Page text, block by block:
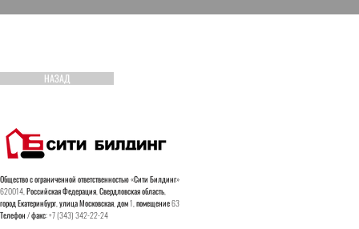
НАЗАД
Общество с ограниченной ответственностью «Сити Билдинг»
620014, Российская Федерация, Свердловская область,
городЕкатеринбург, улица Московская, дом 1, помещение 63
Телефон / факс: +7 (343) 342-22-24